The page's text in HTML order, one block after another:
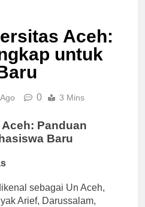
Aceh:
untuk
0 3 Mins
Panduan
Baru
sebagai Un Aceh,
Arief, Darussalam,